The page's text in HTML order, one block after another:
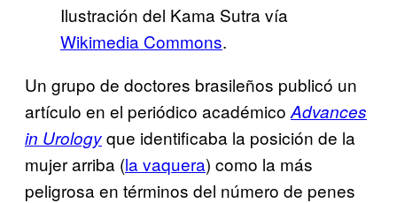
Ilustración del Kama Sutra vía
Wikimedia Commons.
Un grupo de doctores brasileños publicó un
artículo en el periódico académico Advances
in Urologyque identificaba la posición de la
mujer arriba (la vaquera) como la más
peligrosa en términos del número de penes